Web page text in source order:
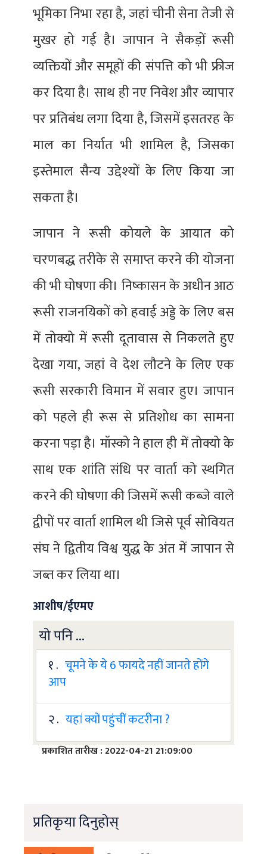
भूमिका निभा रहा है, जहां चीनी सेना तेजी से
मुखर हो गई है। जापान ने सैकड़ों रूसी
व्यक्तियों और समूहों की संपत्ति को भी फ्रीज
कर दिया है। साथ ही नए निवेश और व्यापार
पर प्रतिबंध लगा दिया है, जिसमें इसतरह के
माल का निर्यात भी शामिल है, जिसका
इस्तेमाल सैन्य उद्देश्यों के लिए किया जा
सकता है।
जापान ने रूसी कोयले के आयात को
चरणबद्ध तरीके से समाप्त करने की योजना
की भी घोषणा की। निष्कासन के अधीन आठ
रूसी राजनयिकों को हवाई अड्डे के लिए बस
में तोक्यो में रूसी दूतावास से निकलते हुए
देखा गया, जहां वे देश लौटने के लिए एक
रूसी सरकारी विमान में सवार हुए। जापान
को पहले ही रूस से प्रतिशोध का सामना
करना पड़ा है। मॉस्को ने हाल ही में तोक्यो के
साथ एक शांति संधि पर वार्ता को स्थगित
करने की घोषणा की जिसमें रूसी कब्जे वाले
द्वीपों पर वार्ता शामिल थी जिसे पूर्व सोवियत
संघ ने द्वितीय विश्व युद्ध के अंत में जापान से
जब्त कर लिया था।
आशीष/ईएमए
यो पनि ...
१ . चूमने के ये 6 फायदे नहीं जानते होंगे
आप
२ . यहां क्यों पहुंचीं कटरीना ?
प्रकाशित तारीख : 2022-04-21 21:09:00
प्रतिकृया दिनुहोस्